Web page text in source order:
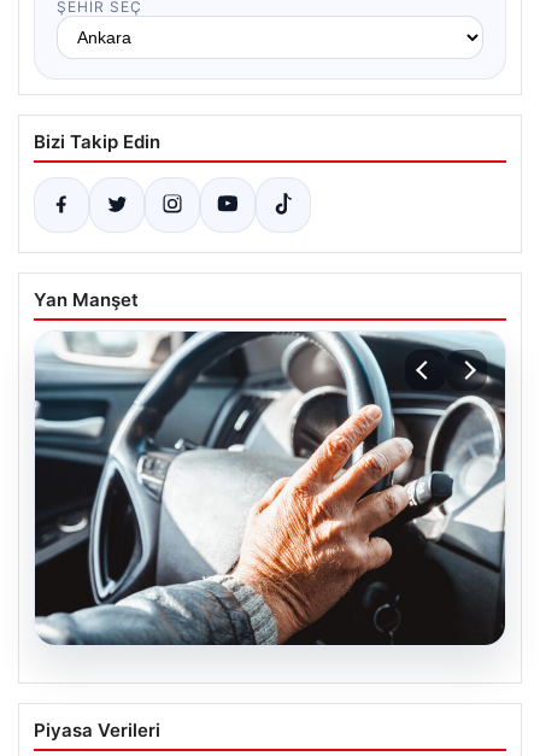
ŞEHIR SEÇ
Bizi Takip Edin
Yan Manşet
Emekliye ÖTV’siz araç verilecek mi,
yasa çıkacak mı? Milyonlarca emekli
Piyasa Verileri